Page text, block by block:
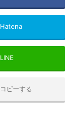
Hatena
LINE
コピーする